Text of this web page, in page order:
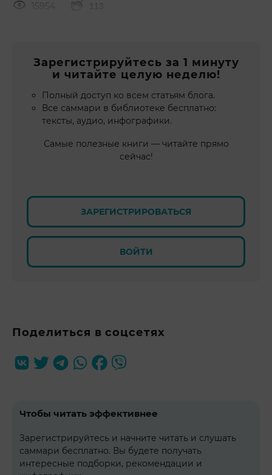
15954 113
Зарегистрируйтесь за 1 минуту
и читайте целую неделю!
Полный доступ ко всем статьям блога.
Все саммари в библиотеке бесплатно:
тексты, аудио, инфографики.
Самые полезные книги — читайте прямо
сейчас!
ЗАРЕГИСТРИРОВАТЬСЯ
ВОЙТИ
Поделиться в соцсетях
Чтобы читать эффективнее
Зарегистрируйтесь и начните читать и слушать
саммари бесплатно. Вы будете получать
интересные подборки, рекомендации и